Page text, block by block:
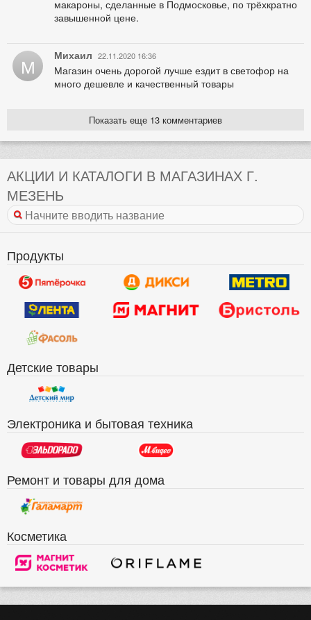
макароны, сделанные в Подмосковье, по трёхкратно
завышенной цене.
М Михаил 22.11.2020 16:36
Магазин очень дорогой лучше ездит в светофор на
много дешевле и качественный товары
Показать еще 13 комментариев
АКЦИИ И КАТАЛОГИ В МАГАЗИНАХ Г.
МЕЗЕНЬ
Продукты
Детские товары
Электроника и бытовая техника
Ремонт и товары для дома
Косметика